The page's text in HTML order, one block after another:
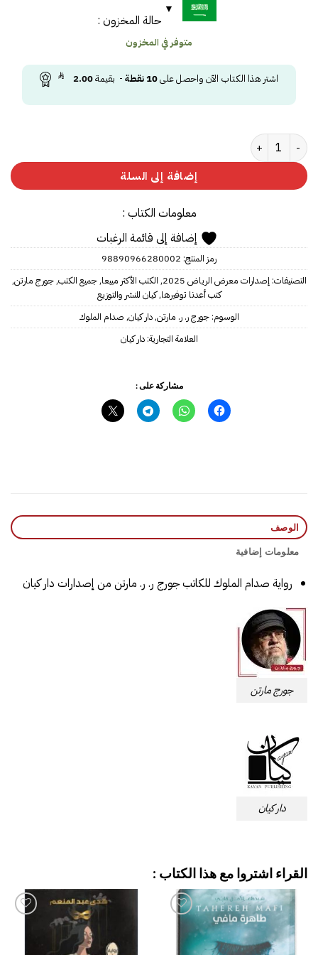
حالة المخزون :
متوفر في المخزون
اشتر هذا الكتاب الآن واحصل على10نقطة- بقيمة2.00
كمية صدام الملوك
إضافة إلى السلة
معلومات الكتاب :
إضافة إلى قائمة الرغبات
رمز المنتج: 98890966280002
التصنيفات: إصدارات معرض الرياض 2025 , الكتب الأكثر مبيعا,جميع الكتب,جورج مارتن,
كتب أعدنا توفيرها,كيان للنشر والتوزيع
الوسوم: جورج ر. ر. مارتن,دار كيان, صدام الملوك
العلامة التجارية:دار كيان
مشاركة على :
الوصف
معلومات إضافية
رواية صدام الملوك للكاتب جورج ر. ر. مارتن من إصدارات دار كيان
جورج مارتن
دار كيان
القراء اشتروا مع هذا الكتاب :